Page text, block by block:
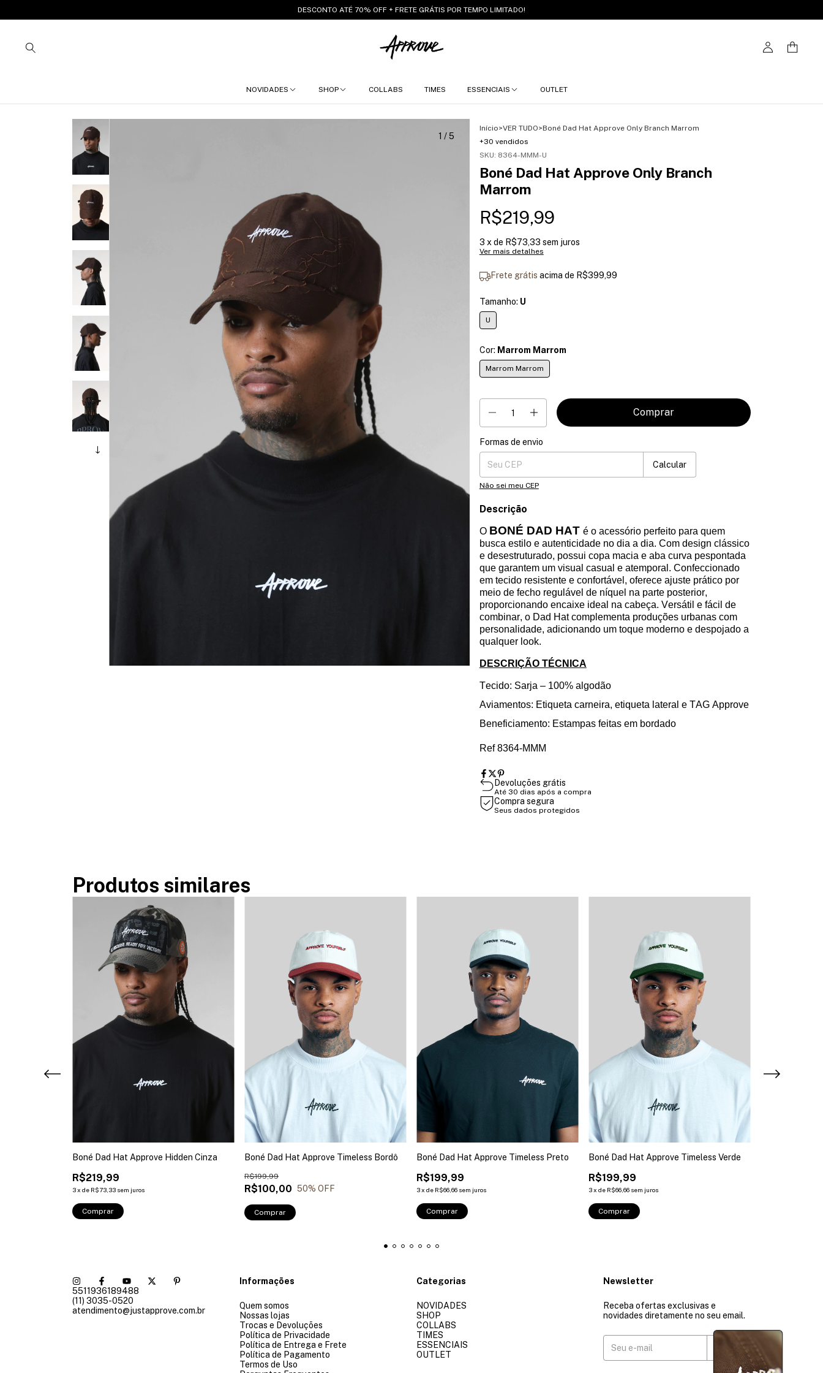
DESCONTO ATÉ 70% OFF + FRETE GRÁTIS POR TEMPO LIMITADO!
NOVIDADES SHOP COLLABS TIMES ESSENCIAIS OUTLET
1 /5
Início>VER TUDO>Boné Dad Hat Approve Only Branch Marrom
+30 vendidos
SKU: 8364-MMM-U
Boné Dad Hat Approve Only Branch
Marrom
R$219,99
3 x de R$73,33 sem juros
Ver mais detalhes
Frete grátis acima de R$399,99
Tamanho: U
U
Cor: Marrom Marrom
Marrom Marrom
Entregas para o CEP:
Formas de envio
Calcular
Não sei meu CEP
Descrição
O BONÉ DAD HAT é o acessório perfeito para quem
busca estilo e autenticidade no dia a dia. Com design clássico
e desestruturado, possui copa macia e aba curva pespontada
que garantem um visual casual e atemporal. Confeccionado
em tecido resistente e confortável, oferece ajuste prático por
meio de fecho regulável de níquel na parte posterior,
proporcionando encaixe ideal na cabeça. Versátil e fácil de
combinar, o Dad Hatcomplementa produções urbanas com
personalidade, adicionando um toque moderno e despojado a
qualquer look.
DESCRIÇÃO TÉCNICA
Tecido: Sarja – 100% algodão
Aviamentos: Etiqueta carneira, etiqueta lateral e TAG Approve
Beneficiamento: Estampas feitasem bordado
Ref 8364-MMM
Devoluções grátis
Até 30 dias após a compra
Compra segura
Seus dados protegidos
Produtos similares
Boné Dad Hat Approve Hidden Cinza
R$219,99
3x de R$73,33 sem juros
Comprar
Boné Dad Hat Approve Timeless Bordô
R$100,00
R$199,99
50% OFF
Comprar
Boné Dad Hat Approve Timeless Preto
R$199,99
3x de R$66,66 sem juros
Comprar
Boné Dad Hat Approve Timeless Verde
R$199,99
3x de R$66,66 sem juros
Comprar
5511936189488
(11) 3035-0520
atendimento@justapprove.com.br
Informações
Quem somos
Nossas lojas
Trocas e Devoluções
Política de Privacidade
Política de Entrega e Frete
Política de Pagamento
Termos de Uso
Categorias
NOVIDADES
SHOP
COLLABS
TIMES
ESSENCIAIS
OUTLET
Newsletter
Receba ofertas exclusivas e
novidades diretamente no seu email.